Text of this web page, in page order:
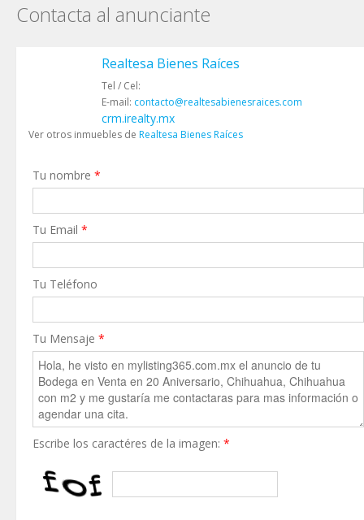
Contacta al anunciante
Realtesa Bienes Raíces
Tel / Cel:
E-mail: contacto@realtesabienesraices.com
crm.irealty.mx
Ver otros inmuebles de Realtesa Bienes Raíces
Tu nombre *
Tu Email *
Tu Teléfono
Tu Mensaje *
Escribe los caractéres de la imagen: *